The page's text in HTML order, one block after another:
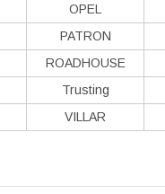
OPEL
PATRON
ROADHOUSE
Trusting
VILLAR